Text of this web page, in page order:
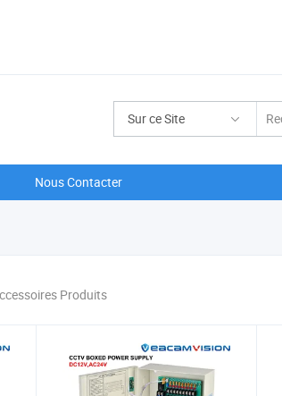
Sur ce Site
Nous Contacter
Produits